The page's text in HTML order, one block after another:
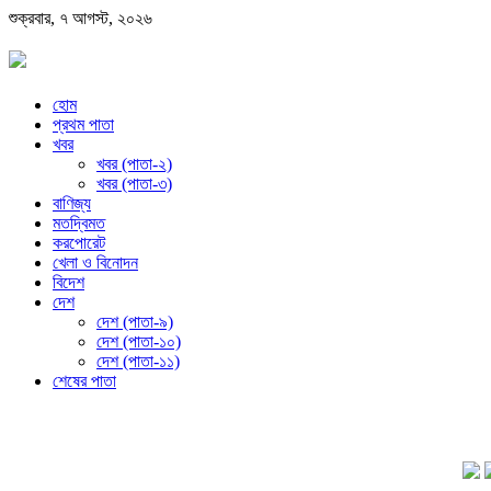
শুক্রবার, ৭ আগস্ট, ২০২৬
হোম
প্রথম পাতা
খবর
খবর (পাতা-২)
খবর (পাতা-৩)
বাণিজ্য
মতদ্বিমত
করপোরেট
খেলা ও বিনোদন
বিদেশ
দেশ
দেশ (পাতা-৯)
দেশ (পাতা-১০)
দেশ (পাতা-১১)
শেষের পাতা